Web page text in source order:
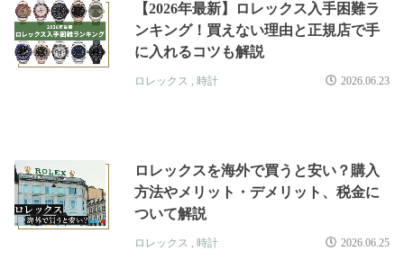
【2026年最新】ロレックス入手困難ラ
ンキング！買えない理由と正規店で手
に入れるコツも解説
ロレックス , 時計 2026.06.23
ロレックスを海外で買うと安い？購入
方法やメリット・デメリット、税金に
ついて解説
ロレックス , 時計 2026.06.25